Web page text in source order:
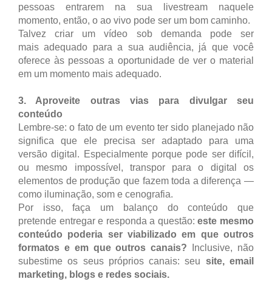
pessoas entrarem na sua livestream naquele
momento, então, o ao vivo pode ser um bom caminho.
Talvez criar um vídeo sob demanda pode ser
mais adequado para a sua audiência, já que você
oferece às pessoas a oportunidade de ver o material
em um momento mais adequado.
3. Aproveite outras vias para divulgar seu
conteúdo
Lembre-se: o fato de um evento ter sido planejado não
significa que ele precisa ser adaptado para uma
versão digital. Especialmente porque pode ser difícil,
ou mesmo impossível, transpor para o digital os
elementos de produção que fazem toda a diferença —
como iluminação, som e cenografia.
Por isso, faça um balanço do conteúdo que
pretende entregar e responda a questão:este mesmo
conteúdo poderia ser viabilizado em que outros
formatos e em que outros canais?
Inclusive, não
subestime os seus próprios canais: seu site, email
marketing, blogs e redes sociais.